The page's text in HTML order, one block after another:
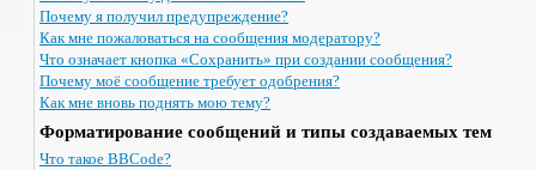
Почему я получил предупреждение?
Как мне пожаловаться на сообщения модератору?
Что означает кнопка «Сохранить» при создании сообщения?
Почему моё сообщение требует одобрения?
Как мне вновь поднять мою тему?
Форматирование сообщений и типы создаваемых тем
Что такое BBCode?